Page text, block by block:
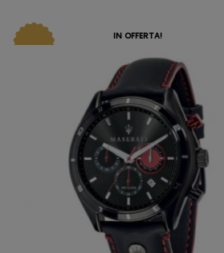
IN OFFERTA!